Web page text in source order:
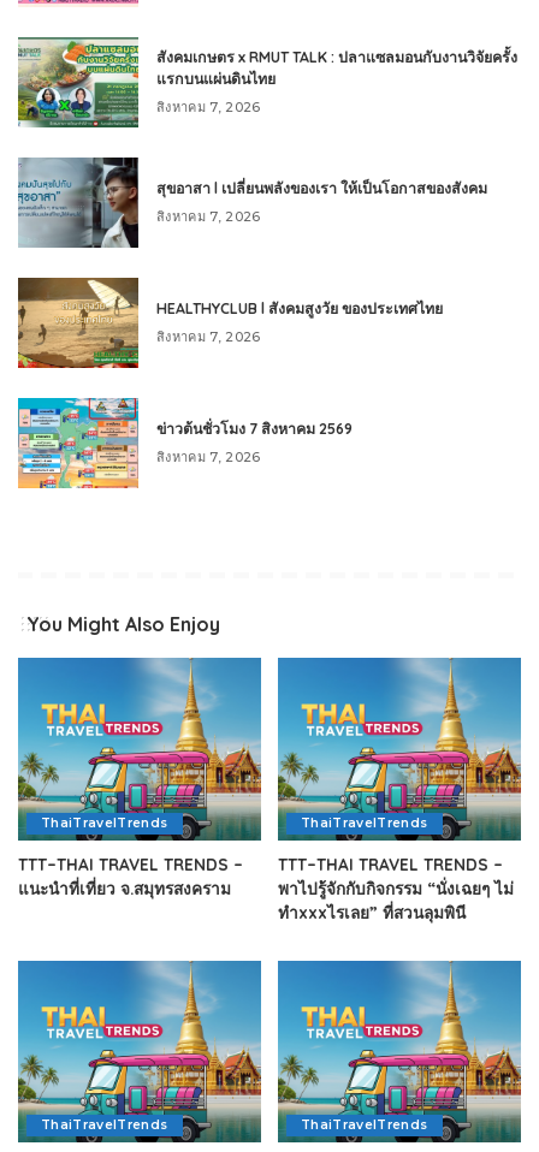
สังคมเกษตร x RMUT TALK : ปลาแซลมอนกับงานวิจัยครั้ง
แรกบนแผ่นดินไทย
สิงหาคม 7, 2026
สุขอาสา l เปลี่ยนพลังของเรา ให้เป็นโอกาสของสังคม
สิงหาคม 7, 2026
HEALTHYCLUB l สังคมสูงวัย ของประเทศไทย
สิงหาคม 7, 2026
ข่าวต้นชั่วโมง 7 สิงหาคม 2569
สิงหาคม 7, 2026
You Might Also Enjoy
ThaiTravelTrends
TTT–THAI TRAVEL TRENDS –
แนะนำที่เที่ยว จ.สมุทรสงคราม
ThaiTravelTrends
TTT–THAI TRAVEL TRENDS –
พาไปรู้จักกับกิจกรรม “นั่งเฉยๆ ไม่
ทำxxxไรเลย” ที่สวนลุมพินี
ThaiTravelTrends ThaiTravelTrends